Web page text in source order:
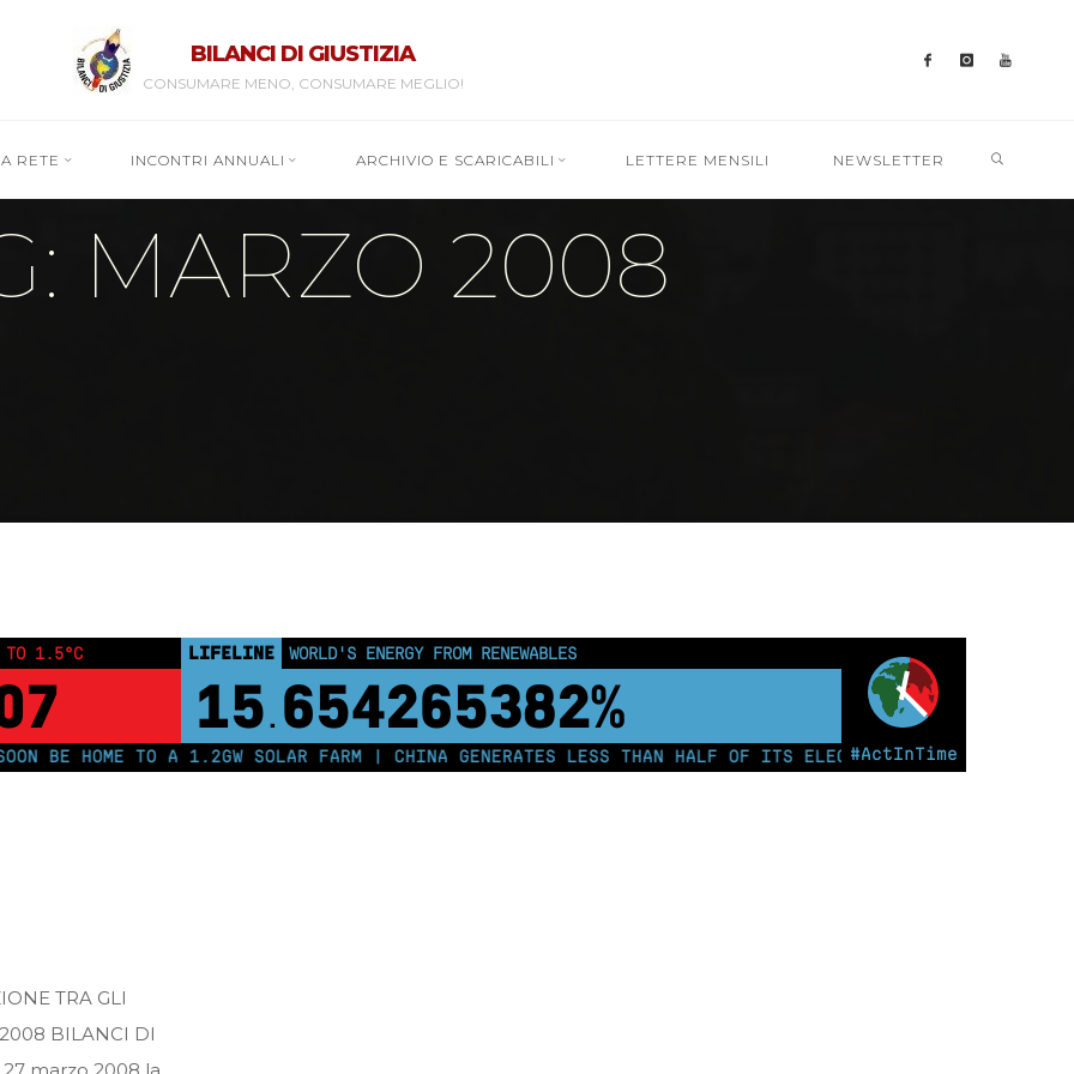
BILANCI DI GIUSTIZIA
CONSUMARE MENO, CONSUMARE MEGLIO!
RETE INCONTRI ANNUALI ARCHIVIO E SCARICABILI LETTERE MENSILI NEWSLETTER
MARZO 2008
#ActInTime
TO 1.5°C LIFELINE WORLD'S ENERGY FROM RENEWABLES
15 . 654265387%
HOME TO A 1.2GW SOLAR FARM | CHINA GENERATES LESS THAN HALF OF ITS ELECTRICITY FROM COAL
TRA GLI
BILANCI DI
27 marzo 2008 la